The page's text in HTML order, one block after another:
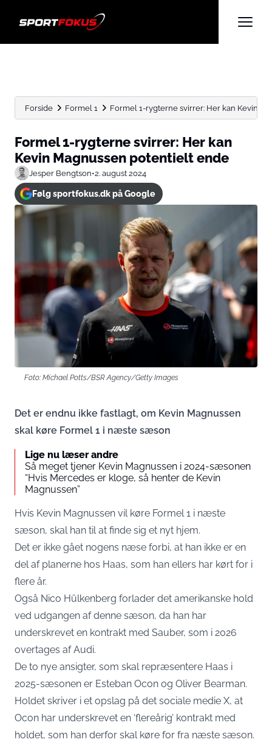
Forside Formel 1 Formel 1-rygterne svirrer: Her kan Kevin
Formel 1-rygterne svirrer: Her kan
Kevin Magnussen potentielt ende
Jesper Bengtson•2. august 2024
Følg sportfokus.dk på Google
Foto: Michael Potts/BSR Agency/Getty Images
Det er endnu ikke fastlagt, om Kevin Magnussen
skal køre Formel 1 i næste sæson
Lige nu læser andre
Så meget tjener Kevin Magnussen i 2024-sæsonen
“Hvis Mercedes er kloge, så henter de Kevin
Magnussen”
Hvis Kevin Magnussen vil køre Formel 1 i næste
sæson, skal han til at finde sig et nyt hjem.
Det er ikke gået nogens næse forbi, at han ikke er en
del af planerne hos Haas, som han ellers har kørt for i
flere år.
Også Nico Hülkenberg forlader det amerikanske hold
ved udgangen af denne sæson, da han har
underskrevet en kontrakt med Sauber, som i 2026
overtages af Audi.
De to nye ansigter, som skal repræsentere Haas i
2025-sæsonen er Esteban Ocon og Oliver Bearman.
Holdet skriver i et opslag på det sociale medie X, at
Ocon har underskrevet en ‘flereårig’ kontrakt med
holdet, som han derfor skal køre for fra næste sæson.